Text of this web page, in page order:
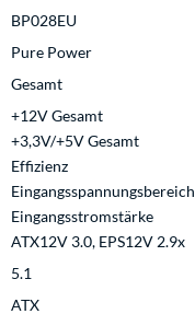
BP028EU
Pure Power
Gesamt
+12V Gesamt
+3,3V/+5V Gesamt
Effizienz
Eingangsspannungsbereich
Eingangsstromstärke
ATX12V 3.0, EPS12V 2.9x
5.1
ATX